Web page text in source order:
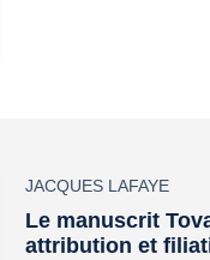
JACQUES LAFAYE
Le manuscrit
attribution et